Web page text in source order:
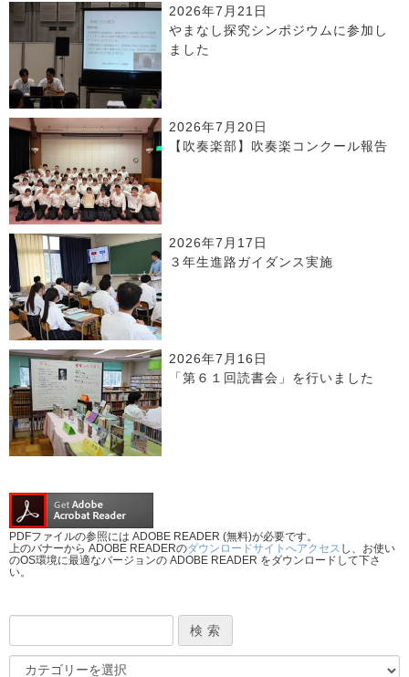
2026年7月21日
やまなし探究シンポジウムに参加し
ました
2026年7月20日
【吹奏楽部】吹奏楽コンクール報告
2026年7月17日
３年生進路ガイダンス実施
2026年7月16日
「第６１回読書会」を行いました
PDFファイルの参照には ADOBE READER (無料)が必要です。
上のバナーから ADOBE READERのダウンロードサイトへアクセス し、お使い
のOS環境に最適なバージョンの ADOBE READER をダウンロードして下さ
い。